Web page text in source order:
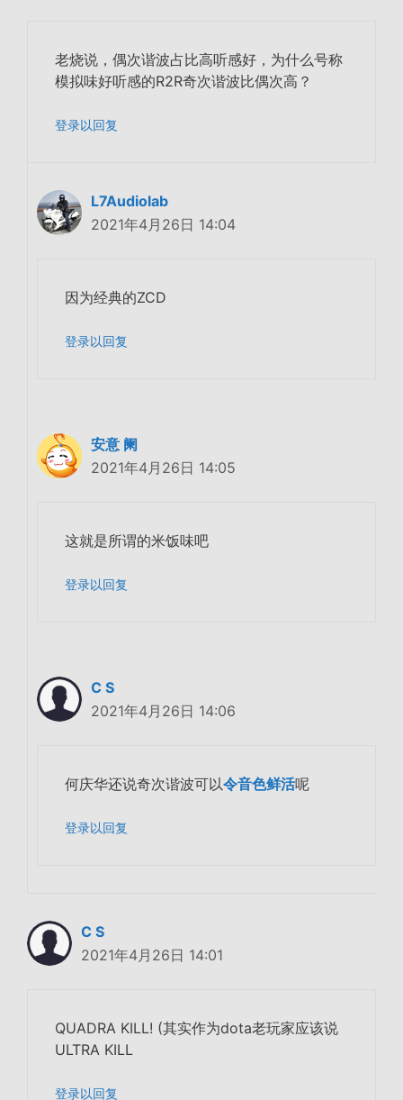
老烧说，偶次谐波占比高听感好，为什么号称
模拟味好听感的R2R奇次谐波比偶次高？
登录以回复
L7Audiolab
2021年4月26日 14:04
因为经典的ZCD
登录以回复
安意 阑
2021年4月26日 14:05
这就是所谓的米饭味吧
登录以回复
C S
2021年4月26日 14:06
何庆华还说奇次谐波可以令音色鲜活呢
登录以回复
C S
2021年4月26日 14:01
QUADRA KILL! (其实作为dota老玩家应该说
ULTRA KILL
登录以回复